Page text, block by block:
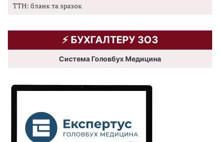
ТТН: бланк та зразок
⚡️ БУХГАЛТЕРУ ЗОЗ
Система Головбух Медицина